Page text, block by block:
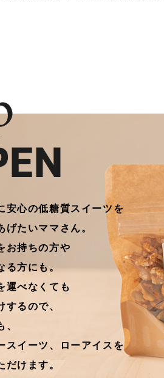
安心の低糖質スイーツを
げたいママさん。
お持ちの方や
る方にも。
運べなくても
するので、
、
スイーツ、ローアイスを
だけます。